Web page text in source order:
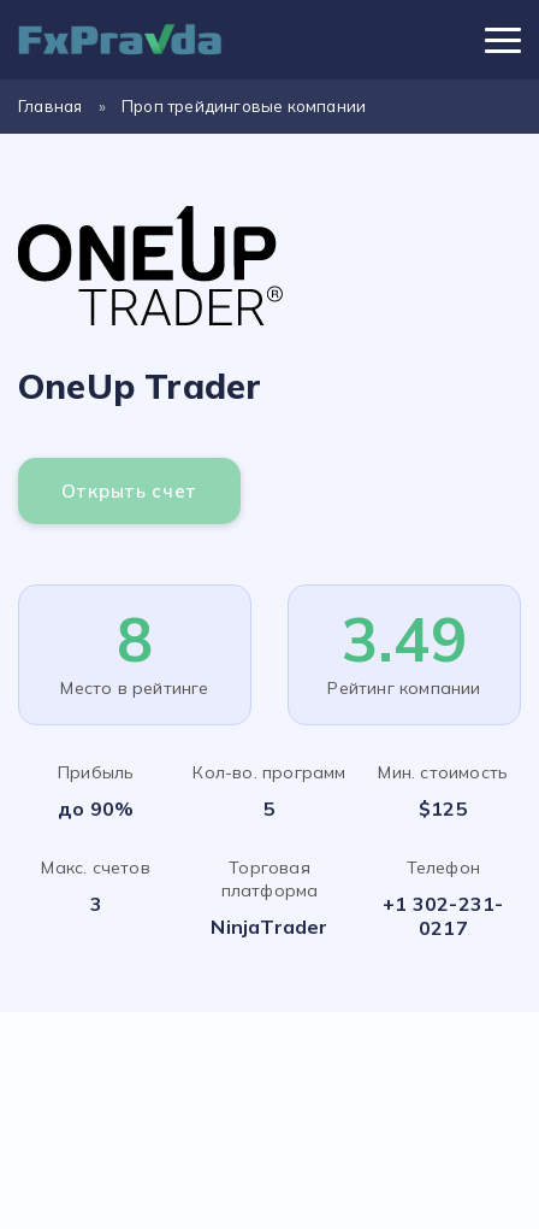
Главная » Проп трейдинговые компании
OneUp Trader
Открыть счет
8
Место в рейтинге
3.49
Рейтинг компании
Прибыль
до 90%
Кол-во. программ
5
Мин. стоимость
$125
Макс. счетов
3
Торговая
платформа
NinjaTrader
Телефон
+1 302-231-
0217